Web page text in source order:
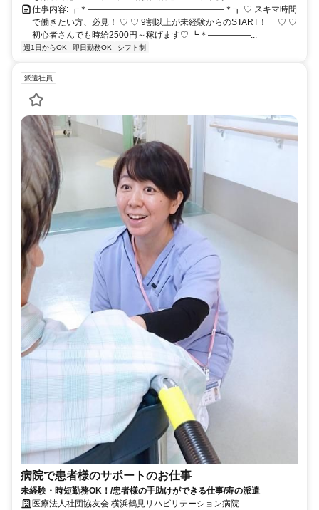
仕事内容: ┏＊――――――――――――――――＊┓ ♡ スキマ時間
で働きたい方、必見！ ♡ ♡ 9割以上が未経験からのSTART！ ♡ ♡
初心者さんでも時給2500円～稼げます♡ ┗＊―――――...
週1日からOK 即日勤務OK シフト制
派遣社員
病院で患者様のサポートのお仕事
未経験・時短勤務OK！/患者様の手助けができる仕事/寿の派遣
医療法人社団協友会 横浜鶴見リハビリテーション病院